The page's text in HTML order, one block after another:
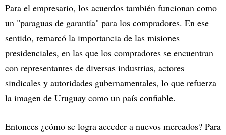
Para el empresario, los acuerdos también funcionan como
un "paraguas de garantía" para los compradores. En ese
sentido, remarcó la importancia de las misiones
presidenciales, en las que los compradores se encuentran
con representantes de diversas industrias, actores
sindicales y autoridades gubernamentales, lo que refuerza
la imagen de Uruguay como un país confiable.
Entonces ¿cómo se logra acceder a nuevos mercados? Para